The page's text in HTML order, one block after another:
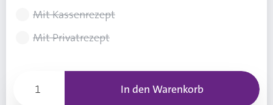
Mit Kassenrezept
Mit Privatrezept
In den Warenkorb